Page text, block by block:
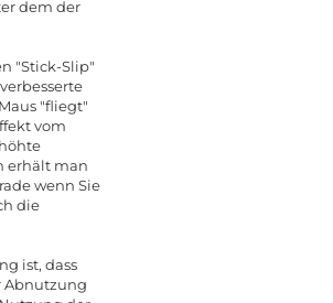
dem der
"Stick-Slip"
"fliegt"
vom
erhält man
wenn Sie
die
ist, dass
Abnutzung